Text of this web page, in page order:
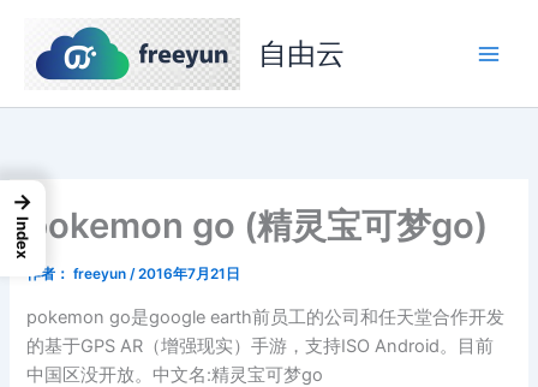
自由云
pokemon go (精灵宝可梦go)
作者： freeyun/2016年7月21日
pokemon go是google earth前员工的公司和任天堂合作开发
的基于GPS AR（增强现实）手游，支持ISO Android。目前
中国区没开放。中文名:精灵宝可梦go
→
Index